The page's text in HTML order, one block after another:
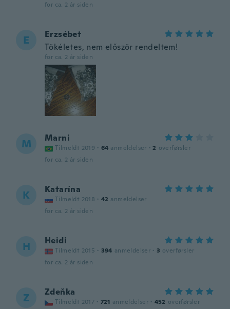
for ca. 2 år siden
E
Erzsébet
Tökéletes, nem először rendeltem!
for ca. 2 år siden
M Marni
Tilmeldt 2019 · 64 anmeldelser · 2 overførsler
for ca. 2 år siden
K Katarína
Tilmeldt 2018 · 42 anmeldelser
for ca. 2 år siden
H Heidi
Tilmeldt 2015 · 394 anmeldelser · 3 overførsler
for ca. 2 år siden
Z Zdeňka
Tilmeldt 2017 · 721 anmeldelser · 452 overførsler